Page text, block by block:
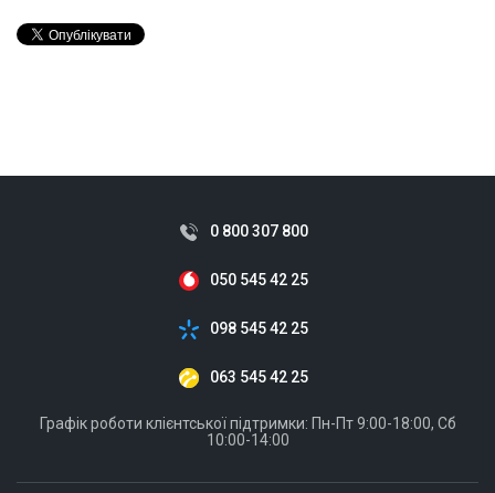
0 800 307 800
050 545 42 25
098 545 42 25
063 545 42 25
Графік роботи клієнтської підтримки: Пн-Пт 9:00-18:00, Сб
10:00-14:00